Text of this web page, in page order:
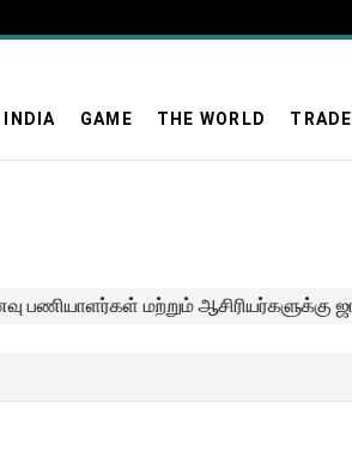
INDIA GAME THE WORLD TRADE